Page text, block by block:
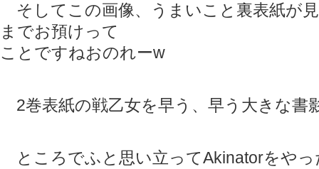
そしてこの画像、うまいこと裏表紙が
までお預けって
ことですねおのれーw
2巻表紙の戦乙女を早う、早う大きな書
ところでふと思い立ってAkinatorをや